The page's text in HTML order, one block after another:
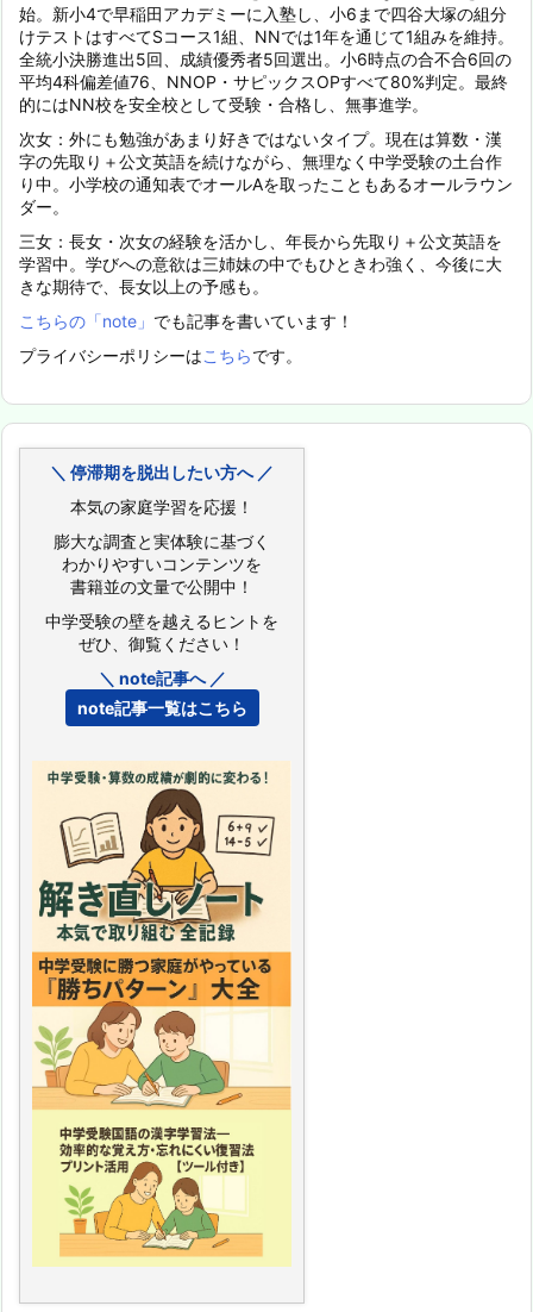
始。新小4で早稲田アカデミーに入塾し、小6まで四谷大塚の組分
けテストはすべてSコース1組、NNでは1年を通じて1組みを維持。
全統小決勝進出5回、成績優秀者5回選出。小6時点の合不合6回の
平均4科偏差値76、NNOP・サピックスOPすべて80%判定。最終
的にはNN校を安全校として受験・合格し、無事進学。
次女：外にも勉強があまり好きではないタイプ。現在は算数・漢
字の先取り＋公文英語を続けながら、無理なく中学受験の土台作
り中。小学校の通知表でオールAを取ったこともあるオールラウン
ダー。
三女：長女・次女の経験を活かし、年長から先取り＋公文英語を
学習中。学びへの意欲は三姉妹の中でもひときわ強く、今後に大
きな期待で、長女以上の予感も。
こちらの「note」 でも記事を書いています！
プライバシーポリシーはこちらです。
＼ 停滞期を脱出したい方へ ／
本気の家庭学習を応援！
膨大な調査と実体験に基づく
わかりやすいコンテンツを
書籍並の文量で公開中！
中学受験の壁を越えるヒントを
ぜひ、御覧ください！
＼ note記事へ ／
note記事一覧はこちら